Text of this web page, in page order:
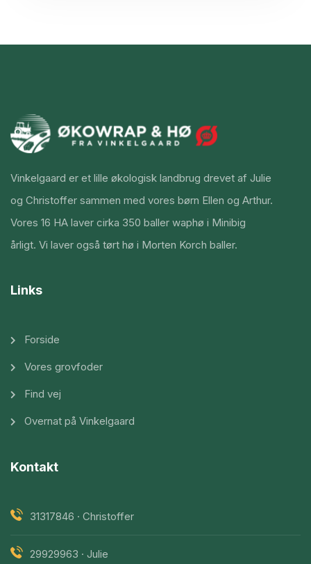
Vinkelgaard er et lille økologisk landbrug drevet af Julie
og Christoffer sammen med vores børn Ellen og Arthur.
Vores 16 HA laver cirka 350 baller waphø i Minibig
årligt. Vi laver også tørt hø i Morten Korch baller.
Links
Forside
Vores grovfoder
Find vej
Overnat på Vinkelgaard
Kontakt
31317846 · Christoffer
29929963 · Julie